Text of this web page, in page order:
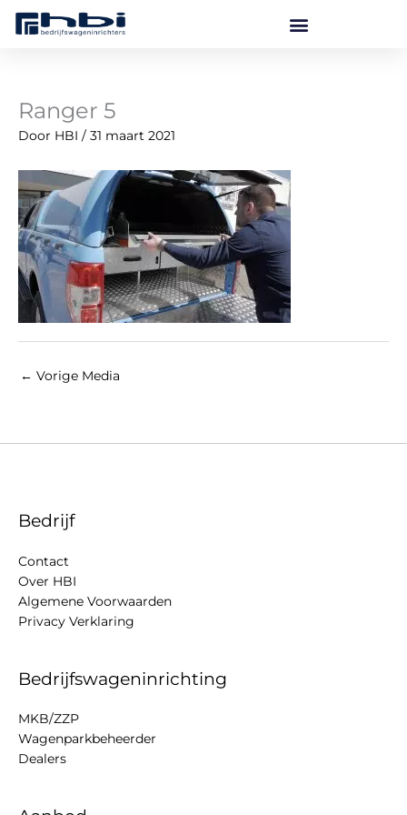
Ranger 5
Door HBI / 31 maart 2021
← Vorige Media
Bedrijf
Contact
Over HBI
Algemene Voorwaarden
Privacy Verklaring
Bedrijfswageninrichting
MKB/ZZP
Wagenparkbeheerder
Dealers